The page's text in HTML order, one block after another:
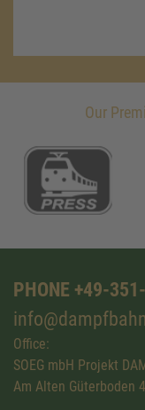
Our
PHONE +49-
Office:
SOEG mbH Projekt
Am Alten Güterboden